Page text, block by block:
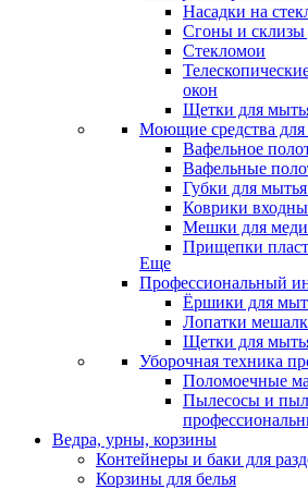
Насадки на
Сгоны и склизы
Стекломои
окон
Щетки для
Моющие средства
Вафельное
Вафельные
Губки для
Коврики
Мешки для
Прищепки
Еще
Профессиональный
Ёршики для
Лопатки
Щетки для
Уборочная техника
Поломоечные
Пылесосы и
Ведра, урны, корзины
Контейнеры и баки для
Корзины для белья